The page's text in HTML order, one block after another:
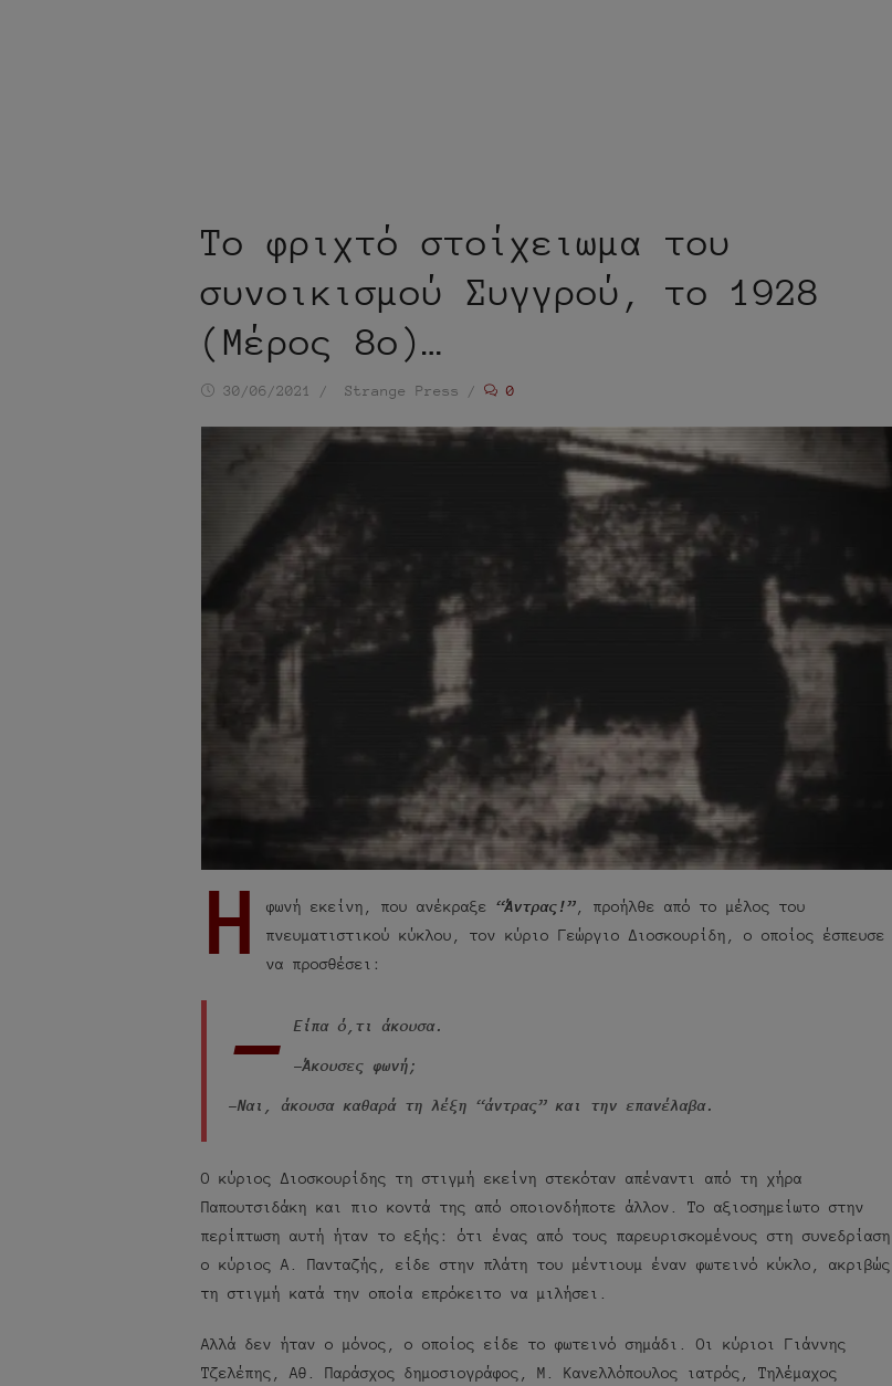
Το φριχτό στοίχειωμα του
συνοικισμού Συγγρού, το 1928
(Μέρος 8ο)…
Ημ/30/06/2021 Συντάκτης
Strange Press 0
Η φωνή εκείνη, που ανέκραξε “Άντρας!” , προήλθε από το μέλος του
πνευματιστικού κύκλου, τον κύριο Γεώργιο Διοσκουρίδη, ο οποίος έσπευσε
να προσθέσει:
- Είπα ό,τι άκουσα.
-Άκουσες φωνή;
-Ναι, άκουσα καθαρά τη λέξη “άντρας” και την επανέλαβα.
Ο κύριος Διοσκουρίδης τη στιγμή εκείνη στεκόταν απέναντι από τη χήρα
Παπουτσιδάκη και πιο κοντά της από οποιονδήποτε άλλον. Το αξιοσημείωτο στην
περίπτωση αυτή ήταν το εξής: ότι ένας από τους παρευρισκομένους στη συνεδρίαση,
ο κύριος Α. Πανταζής, είδε στην πλάτη του μέντιουμ έναν φωτεινό κύκλο, ακριβώς
τη στιγμή κατά την οποία επρόκειτο να μιλήσει.
Αλλά δεν ήταν ο μόνος, ο οποίος είδε το φωτεινό σημάδι. Οι κύριοι Γιάννης
Τζελέπης, Αθ. Παράσχος δημοσιογράφος, Μ. Κανελλόπουλος ιατρός, Τηλέμαχος